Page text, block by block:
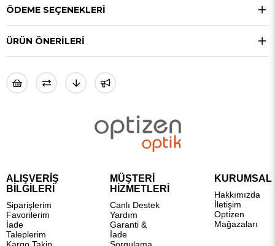
ÖDEME SEÇENEKLERI
ÜRÜN ÖNERILERI
ALIŞVERİŞ
BİLGİLERİ
Siparişlerim
Favorilerim
İade
Taleplerim
MÜŞTERİ
HİZMETLERİ
Canlı Destek
Yardım
Garanti &
İade
KURUMSAL
Hakkımızda
İletişim
Optizen
Mağazaları